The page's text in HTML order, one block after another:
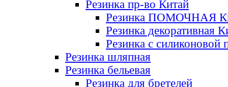
Резинка пр-во Китай
Резинка ПОМОЧНАЯ
Резинка декоративная
Резинка с силиконовой
Резинка шляпная
Резинка бельевая
Резинка для бретелей